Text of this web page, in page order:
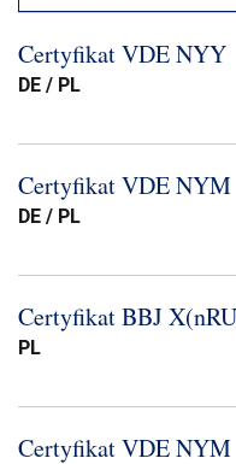
NKT Webseiten
Certyfikat VDE NYY
DE / PL
Certyfikat VDE NYM
DE / PL
Certyfikat BBJ
PL
Certyfikat VDE NYM